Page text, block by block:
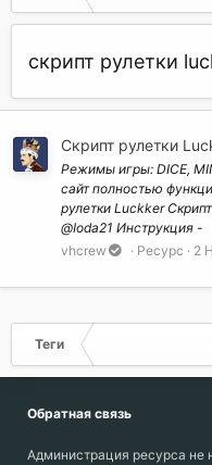
скрипт рулетки
Скрипт рулетки
Режимы игры: DICE,
сайт полностью
рулетки Luckker
@Ioda21 Инструкция -
vhcrew
Ресурс 2
Теги
Обратная связь
Администрация ресурса не